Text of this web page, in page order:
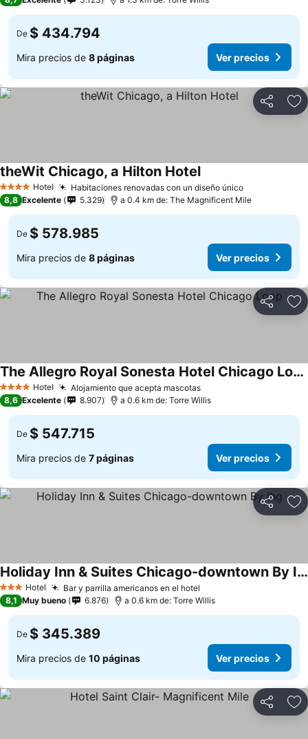
De $ 434.794
Mira precios de 8 páginas Ver precios
Compartir
4 EstrellasHotel Habitaciones renovadas con un diseño único
theWit Chicago, a Hilton Hotel
8,8 Excelente 5.329 a 0.4 km de: The Magnificent Mile
De $ 578.985
Mira precios de 8 páginas Ver precios
Compartir
4 EstrellasHotel Alojamiento que acepta mascotas
The Allegro Royal Sonesta Hotel Chicago Loop
8,6 Excelente 8.907 a 0.6 km de: Torre Willis
De $ 547.715
Mira precios de 7 páginas Ver precios
Compartir
3 Estrellas
Hotel Bar y parrilla americanos en el hotel
Holiday Inn & Suites Chicago-downtown By Ihg
8,1 Muy bueno 6.876 a 0.6 km de: Torre Willis
De $ 345.389
Mira precios de 10 páginas Ver precios
Compartir